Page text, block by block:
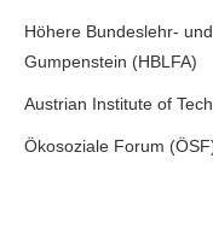
Höhere Bundeslehr-
Gumpenstein (HBLFA)
Austrian Institute of
Ökosoziale Forum